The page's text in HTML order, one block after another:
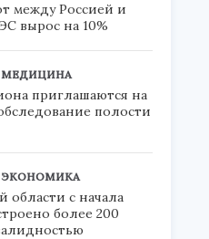
между Россией и
вырос на 10%
МЕДИЦИНА
приглашаются на
полости
ЭКОНОМИКА
области с начала
более 200